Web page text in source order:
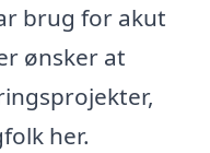
brug for akut
ønsker at
her.